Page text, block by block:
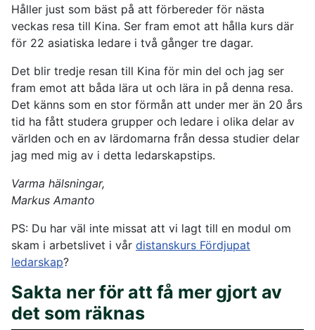
Håller just som bäst på att förbereder för nästa
veckas resa till Kina. Ser fram emot att hålla kurs där
för 22 asiatiska ledare i två gånger tre dagar.
Det blir tredje resan till Kina för min del och jag ser
fram emot att båda lära ut och lära in på denna resa.
Det känns som en stor förmån att under mer än 20 års
tid ha fått studera grupper och ledare i olika delar av
världen och en av lärdomarna från dessa studier delar
jag med mig av i detta ledarskapstips.
Varma hälsningar,
Markus Amanto
PS: Du har väl inte missat att vi lagt till en modul om
skam i arbetslivet i vår distanskurs Fördjupat
ledarskap?
Sakta ner för att få mer gjort av
det som räknas